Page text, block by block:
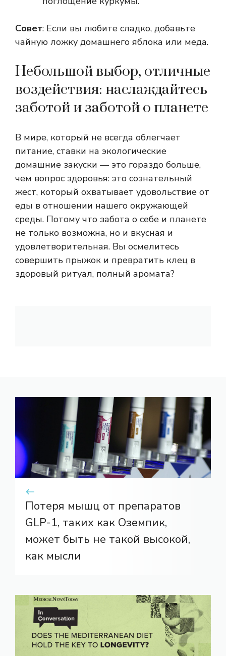
Совет: Если вы любите сладко, добавьте
чайную ложку домашнего яблока или меда.
Небольшой выбор, отличные
воздействия: наслаждайтесь
заботой и заботой о планете
В мире, который не всегда облегчает
питание, ставки на экологические
домашние закуски — это гораздо больше,
чем вопрос здоровья: это сознательный
жест, который охватывает удовольствие от
еды в отношении нашего окружающей
среды. Потому что забота о себе и планете
не только возможна, но и вкусная и
удовлетворительная. Вы осмелитесь
совершить прыжок и превратить клец в
здоровый ритуал, полный аромата?
Потеря мышц от препаратов
GLP-1, таких как Оземпик,
может быть не такой высокой,
как мысли